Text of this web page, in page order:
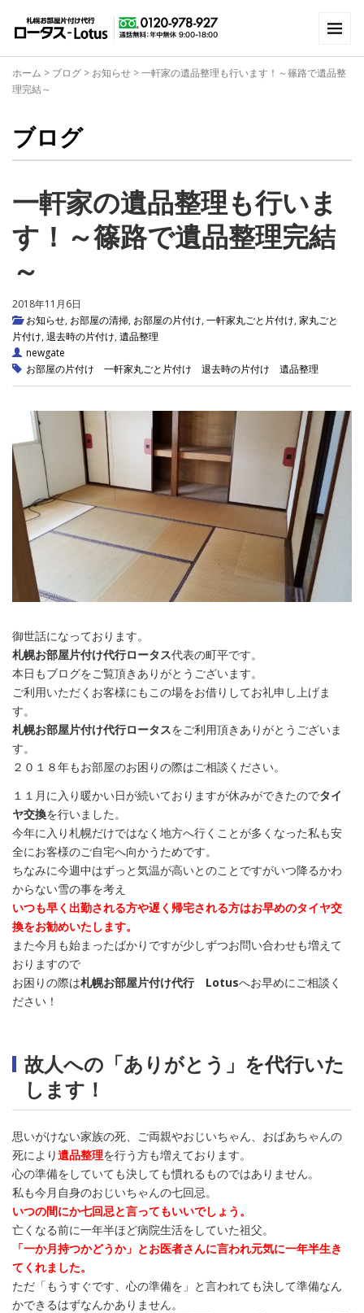
ホーム > ブログ > お知らせ >一軒家の遺品整理も行います！～篠路で遺品整
理完結～
ブログ
一軒家の遺品整理も行いま
す！～篠路で遺品整理完結
～
2018年11月6日
お知らせ, お部屋の清掃, お部屋の片付け, 一軒家丸ごと片付け, 家丸ごと
片付け, 退去時の片付け, 遺品整理
newgate
お部屋の片付け
一軒家丸ごと片付け 退去時の片付け 遺品整理
御世話になっております。
札幌お部屋片付け代行ロータス代表の町平です。
本日もブログをご覧頂きありがとうございます。
ご利用いただくお客様にもこの場をお借りしてお礼申し上げま
す。
札幌お部屋片付け代行ロータスをご利用頂きありがとうございま
す。
２０１８年もお部屋のお困りの際はご相談ください。
１１月に入り暖かい日が続いておりますが休みができたのでタイ
ヤ交換を行いました。
今年に入り札幌だけではなく地方へ行くことが多くなった私も安
全にお客様のご自宅へ向かうためです。
ちなみに今週中はずっと気温が高いとのことですがいつ降るかわ
からない雪の事を考え
いつも早く出勤される方や遅く帰宅される方はお早めのタイヤ交
換をお勧めいたします。
また今月も始まったばかりですが少しずつお問い合わせも増えて
おりますので
お困りの際は札幌お部屋片付け代行 Lotusへお早めにご相談く
ださい！
故人への「ありがとう」を代行いた
します！
思いがけない家族の死、ご両親やおじいちゃん、おばあちゃんの
死により遺品整理を行う方も増えております。
心の準備をしていても決しても慣れるものではありません。
私も今月自身のおじいちゃんの七回忌。
いつの間にか七回忌と言ってもいいでしょう。
亡くなる前に一年半ほど病院生活をしていた祖父。
「一か月持つかどうか」とお医者さんに言われ元気に一年半生き
てくれました。
ただ「もうすぐです、心の準備を」と言われても決して準備なん
かできるはずなんかありません。